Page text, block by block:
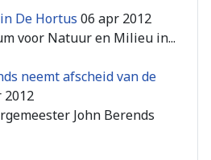
De Hortus 06 apr 2012
voor Natuur en Milieu in...
neemt afscheid van de
2012
John Berends